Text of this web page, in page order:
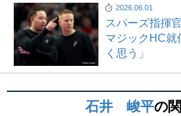
2026.06.01
スパーズ指揮
マジックHC就
く思う」
石井 峻平の